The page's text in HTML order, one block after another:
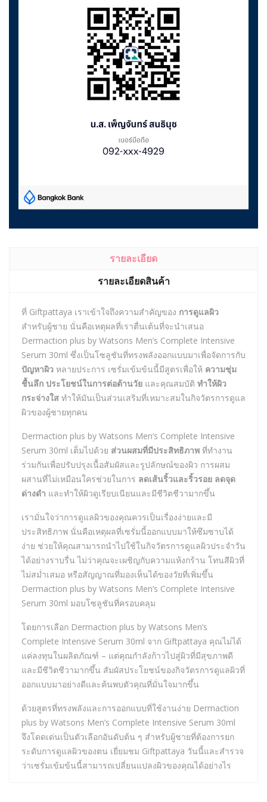
รายละเอียด
รายละเอียดสินค้า
ที่ Giftpattaya เราเข้าใจถึงความสำคัญของ การดูแลผิว
สำหรับผู้ชาย นั่นคือเหตุผลที่เราตื่นเต้นที่จะนำเสนอ
Dermaction plus by Watsons Men’s Complete Intensive
Serum 30ml ซึ่งเป็นโซลูชันที่ทรงพลังออกแบบมาเพื่อจัดการกับ
ปัญหาผิว หลายประการ เซรั่มเข้มข้นนี้มีสูตรเพื่อให้ ความชุ่ม
ชื้นลึก ประโยชน์ในการต่อต้านวัย และคุณสมบัติ ทำให้ผิว
กระจ่างใส ทำให้มันเป็นส่วนเสริมที่เหมาะสมในกิจวัตรการดูแล
ผิวของผู้ชายทุกคน
Dermaction plus by Watsons Men’s Complete Intensive
Serum 30ml เต็มไปด้วย ส่วนผสมที่มีประสิทธิภาพ ที่ทำงาน
ร่วมกันเพื่อปรับปรุงเนื้อสัมผัสและรูปลักษณ์ของผิว การผสม
ผสานที่ไม่เหมือนใครช่วยในการ ลดเส้นริ้วและริ้วรอย ลดจุด
ด่างดำ และทำให้ผิวดูเรียบเนียนและมีชีวิตชีวามากขึ้น
เรามั่นใจว่าการดูแลผิวของคุณควรเป็นเรื่องง่ายและมี
ประสิทธิภาพ นั่นคือเหตุผลที่เซรั่มนี้ออกแบบมาให้ซึมซาบได้
ง่าย ช่วยให้คุณสามารถนำไปใช้ในกิจวัตรการดูแลผิวประจำวัน
ได้อย่างราบรื่น ไม่ว่าคุณจะเผชิญกับความแห้งกร้าน โทนสีผิวที่
ไม่สม่ำเสมอ หรือสัญญาณที่มองเห็นได้ของวัยที่เพิ่มขึ้น
Dermaction plus by Watsons Men’s Complete Intensive
Serum 30ml มอบโซลูชันที่ครอบคลุม
โดยการเลือก Dermaction plus by Watsons Men’s
Complete Intensive Serum 30ml จาก Giftpattaya คุณไม่ได้
แค่ลงทุนในผลิตภัณฑ์ – แต่คุณกำลังก้าวไปสู่ผิวที่มีสุขภาพดี
และมีชีวิตชีวามากขึ้น สัมผัสประโยชน์ของกิจวัตรการดูแลผิวที่
ออกแบบมาอย่างดีและค้นพบตัวคุณที่มั่นใจมากขึ้น
ด้วยสูตรที่ทรงพลังและการออกแบบที่ใช้งานง่าย Dermaction
plus by Watsons Men’s Complete Intensive Serum 30ml
จึงโดดเด่นเป็นตัวเลือกอันดับต้น ๆ สำหรับผู้ชายที่ต้องการยก
ระดับการดูแลผิวของตน เยี่ยมชม Giftpattaya วันนี้และสำรวจ
ว่าเซรั่มเข้มข้นนี้สามารถเปลี่ยนแปลงผิวของคุณได้อย่างไร